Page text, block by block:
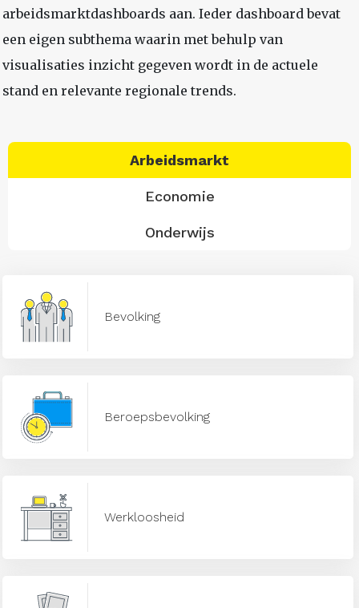
arbeidsmarktdashboards aan. Ieder dashboard bevat
een eigen subthema waarin met behulp van
visualisaties inzicht gegeven wordt in de actuele
stand en relevante regionale trends.
Arbeidsmarkt
Economie
Onderwijs
Bevolking
Beroepsbevolking
Werkloosheid